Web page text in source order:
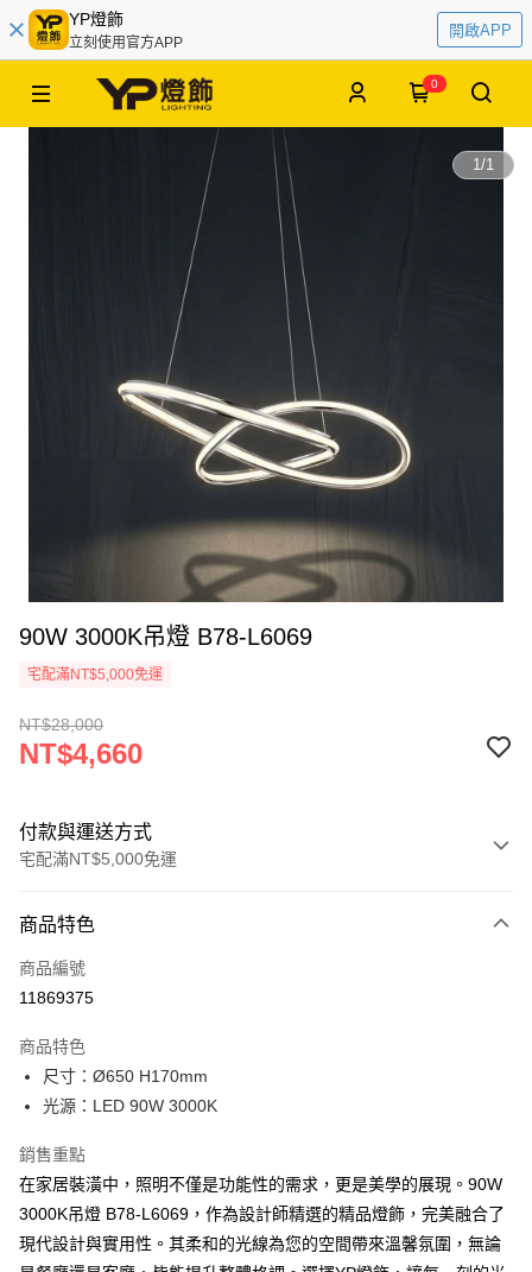
YP燈飾
立刻使用官方APP
開啟APP
0
1/1
90W 3000K吊燈 B78-L6069
宅配滿NT$5,000免運
NT$28,000
NT$4,660
付款與運送方式
宅配滿NT$5,000免運
信用卡一次付款
LINE Pay
街口支付
悠遊付
Google Pay
全盈+PAY
AFTEE先享後付
商品特色
商品編號
11869375
商品特色
尺寸：Ø650 H170mm
光源：LED 90W 3000K
銷售重點
在家居裝潢中，照明不僅是功能性的需求，更是美學的展現。90W
3000K吊燈 B78-L6069，作為設計師精選的精品燈飾，完美融合了
現代設計與實用性。其柔和的光線為您的空間帶來溫馨氛圍，無論